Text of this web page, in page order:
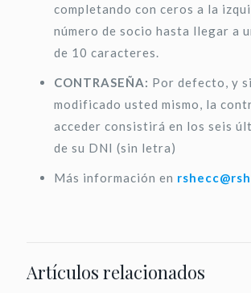
completando con ceros a la
número de socio hasta llegar a
de 10 caracteres.
CONTRASEÑA: Por defecto, y
modificado usted mismo, la
acceder consistirá en los seis
de su DNI (sin letra)
Más información en
Artículos relacionados